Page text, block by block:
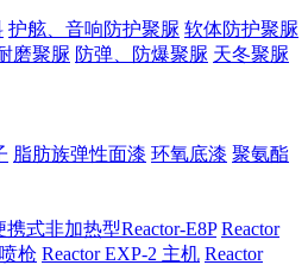
护舷、音响防护聚脲 软体防护聚脲
磨聚脲 防弹、防爆聚脲 天冬聚脲
脂肪族弹性面漆 环氧底漆 聚氨酯
携式非加热型Reactor-E8P Reactor
枪 Reactor EXP-2 主机 Reactor